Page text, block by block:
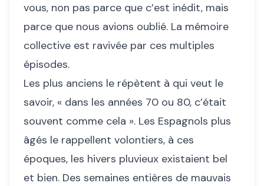
vous, non pas parce que c’est inédit, mais
parce que nous avions oublié. La mémoire
collective est ravivée par ces multiples
épisodes.
Les plus anciens le répètent à qui veut le
savoir, « dans les années 70 ou 80, c’était
souvent comme cela ». Les Espagnols plus
âgés le rappellent volontiers, à ces
époques, les hivers pluvieux existaient bel
et bien. Des semaines entières de mauvais